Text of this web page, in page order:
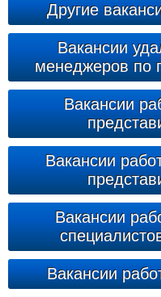
Другие
Вакансии
менеджеров по
Вакансии
Вакансии
Вакансии
Вакансии